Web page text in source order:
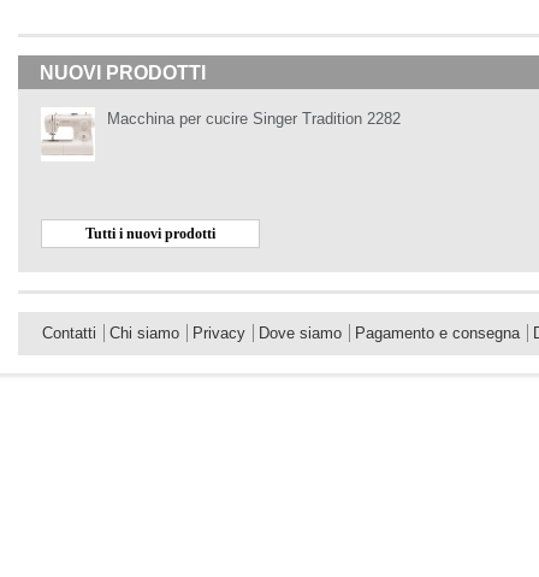
NUOVI PRODOTTI
Macchina per cucire Singer Tradition 2282
Tutti i nuovi prodotti
Contatti Chi siamo Privacy Dove siamo Pagamento e consegna